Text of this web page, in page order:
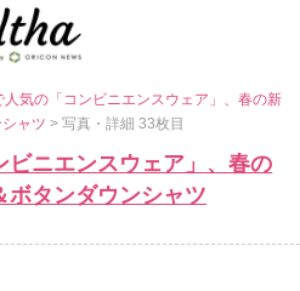
人気の「コンビニエンスウェア」、春の新
シャツ> 写真・詳細 33枚目
ビニエンスウェア」、春の
ボタンダウンシャツ